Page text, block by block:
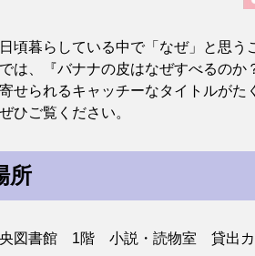
頃暮らしている中で「なぜ」と思う
は、『バナナの皮はなぜすべるのか
せられるキャッチーなタイトルがた
ひご覧ください。
所
央図書館 1階 小説・読物室 貸出カ